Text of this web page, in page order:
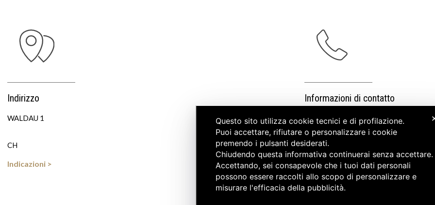
Indirizzo
WALDAU 1
CH
Indicazioni >
Informazioni di contatto
Questo sito utilizza cookie tecnici e di profilazione.
Puoi accettare, rifiutare o personalizzare i cookie
premendo i pulsanti desiderati.
Chiudendo questa informativa continuerai senza
Accettando, sei consapevole che i tuoi dati personali
possono essere raccolti allo scopo di personalizzare e
misurare l'efficacia della pubblicità.